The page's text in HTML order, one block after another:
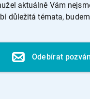
aktuálně Vám
důležitá témata,
Odebírat